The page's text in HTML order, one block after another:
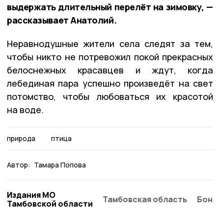
выдержать длительный перелёт на зимовку, —
рассказывает Анатолий.
Неравнодушные жители села следят за тем,
чтобы никто не потревожил покой прекрасных
белоснежных красавцев и ждут, когда
лебединая пара успешно произведёт на свет
потомство, чтобы любоваться их красотой
на воде.
природа птица
Автор: Тамара Попова
Издания МО
Тамбовской области
Тамбовская область